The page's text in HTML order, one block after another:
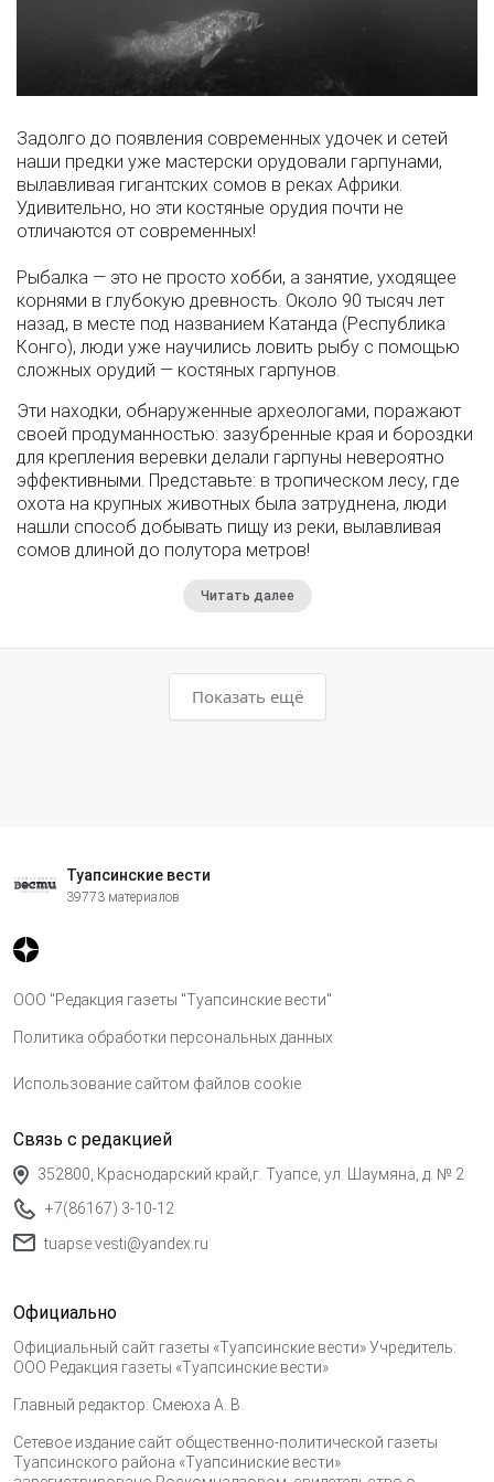
Задолго до появления современных удочек и сетей
наши предки уже мастерски орудовали гарпунами,
вылавливая гигантских сомов в реках Африки.
Удивительно, но эти костяные орудия почти не
отличаются от современных!
Рыбалка — это не просто хобби, а занятие, уходящее
корнями в глубокую древность. Около 90 тысяч лет
назад, в месте под названием Катанда (Республика
Конго), люди уже научились ловить рыбу с помощью
сложных орудий — костяных гарпунов.
Эти находки, обнаруженные археологами, поражают
своей продуманностью: зазубренные края и бороздки
для крепления веревки делали гарпуны невероятно
эффективными. Представьте: в тропическом лесу, где
охота на крупных животных была затруднена, люди
нашли способ добывать пищу из реки, вылавливая
сомов длиной до полутора метров!
Читать далее
Показать ещё
Туапсинские вести
39773 материалов
ООО "Редакция газеты "Туапсинские вести"
Политика обработки персональных данных
Использование сайтом файлов cookie
Связь с редакцией
352800, Краснодарский край,г. Туапсе, ул. Шаумяна, д. № 2
+7(86167) 3-10-12
tuapse.vesti@yandex.ru
Официально
Официальный сайт газеты «Туапсинские вести» Учредитель:
ООО Редакция газеты «Туапсинские вести»
Главный редактор: Смеюха А. В.
Сетевое издание сайт общественно-политической газеты
Туапсинского района «Туапсиниские вести»